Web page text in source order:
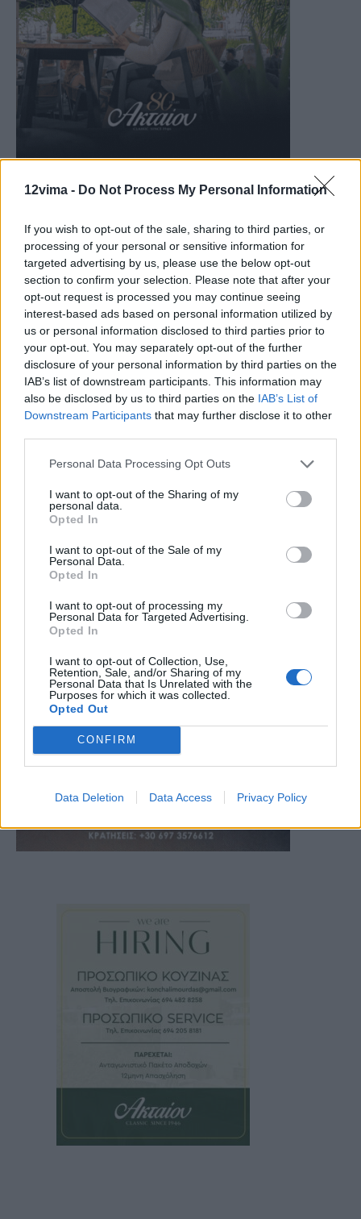
12vima - Do Not Process My Personal Information
If you wish to opt-out of the sale, sharing to third parties, or
processing of your personal or sensitive information for
targeted advertising by us, please use the below opt-out
section to confirm your selection. Please note that after your
opt-out request is processed you may continue seeing
interest-based ads based on personal information utilized by
us or personal information disclosed to third parties prior to
your opt-out. You may separately opt-out of the further
disclosure of your personal information by third parties on the
IAB’s list of downstream participants. This information may
also be disclosed by us to third parties on the IAB’s List of
Downstream Participants that may further disclose it to other
Personal Data Processing Opt Outs
I want to opt-out of the Sharing of my
personal data.
Opted In
I want to opt-out of the Sale of my
Personal Data.
Opted In
I want to opt-out of processing my
Personal Data for Targeted Advertising.
Opted In
I want to opt-out of Collection, Use,
Retention, Sale, and/or Sharing of my
Personal Data that Is Unrelated with the
Purposes for which it was collected.
Opted Out
CONFIRM
Data Deletion Data Access Privacy Policy